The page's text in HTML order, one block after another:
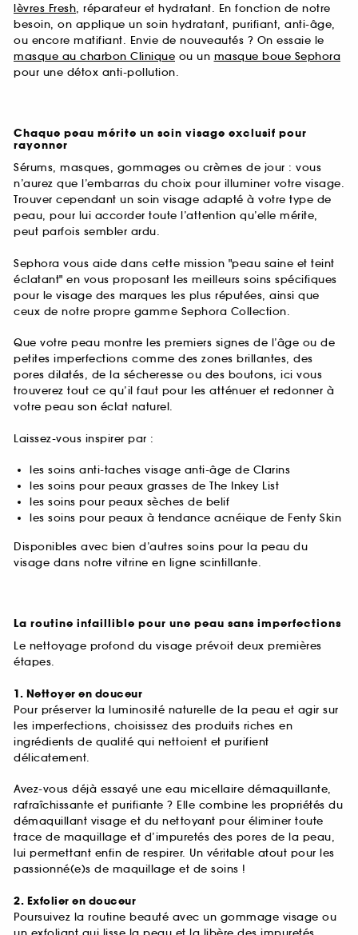
lèvres Fresh, réparateur et hydratant. En fonction de notre
besoin, on applique un soin hydratant, purifiant, anti-âge,
ou encore matifiant. Envie de nouveautés ? On essaie le
masque au charbon Clinique ou un masque boue Sephora
pour une détox anti-pollution.
Chaque peau mérite un soin visage exclusif pour
rayonner
Sérums, masques, gommages ou crèmes de jour : vous
n’aurez que l’embarras du choix pour illuminer votre visage.
Trouver cependant un soin visage adapté à votre type de
peau, pour lui accorder toute l’attention qu’elle mérite,
peut parfois sembler ardu.
Sephora vous aide dans cette mission "peau saine et teint
éclatant" en vous proposant les meilleurs soins spécifiques
pour le visage des marques les plus réputées, ainsi que
ceux de notre propre gamme Sephora Collection.
Que votre peau montre les premiers signes de l’âge ou de
petites imperfections comme des zones brillantes, des
pores dilatés, de la sécheresse ou des boutons, ici vous
trouverez tout ce qu’il faut pour les atténuer et redonner à
votre peau son éclat naturel.
Laissez-vous inspirer par :
les soins anti-taches visage anti-âge de Clarins
les soins pour peaux grasses de The Inkey List
les soins pour peaux sèches de belif
les soins pour peaux à tendance acnéique de Fenty Skin
Disponibles avec bien d’autres soins pour la peau du
visage dans notre vitrine en ligne scintillante.
La routine infaillible pour une peau sans imperfections
Le nettoyage profond du visage prévoit deux premières
étapes.
1. Nettoyer en douceur
Pour préserver la luminosité naturelle de la peau et agir sur
les imperfections, choisissez des produits riches en
ingrédients de qualité qui nettoient et purifient
délicatement.
Avez-vous déjà essayé une eau micellaire démaquillante,
rafraîchissante et purifiante ? Elle combine les propriétés du
démaquillant visage et du nettoyant pour éliminer toute
trace de maquillage et d’impuretés des pores de la peau,
lui permettant enfin de respirer. Un véritable atout pour les
passionné(e)s de maquillage et de soins !
2. Exfolier en douceur
Poursuivez la routine beauté avec un gommage visage ou